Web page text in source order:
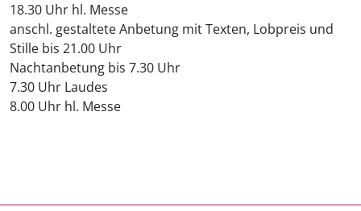
18.30 Uhr hl. Messe
anschl. gestaltete Anbetung mit Texten, Lobpreis und
Stille bis 21.00 Uhr
Nachtanbetung bis 7.30 Uhr
7.30 Uhr Laudes
8.00 Uhr hl. Messe